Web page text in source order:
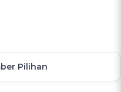
Pilihan